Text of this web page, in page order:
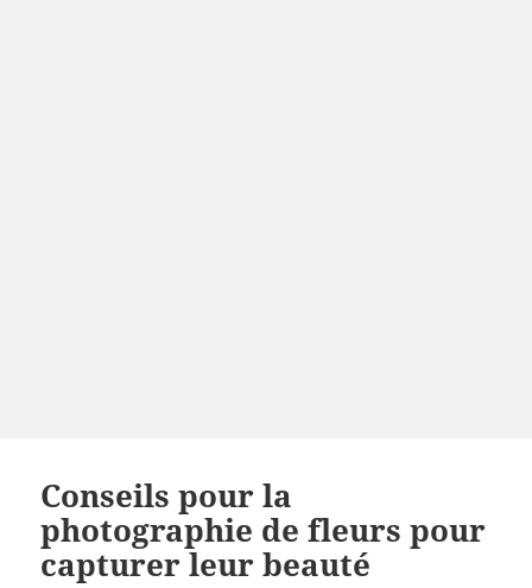
Conseils pour la
photographie de fleurs pour
capturer leur beauté